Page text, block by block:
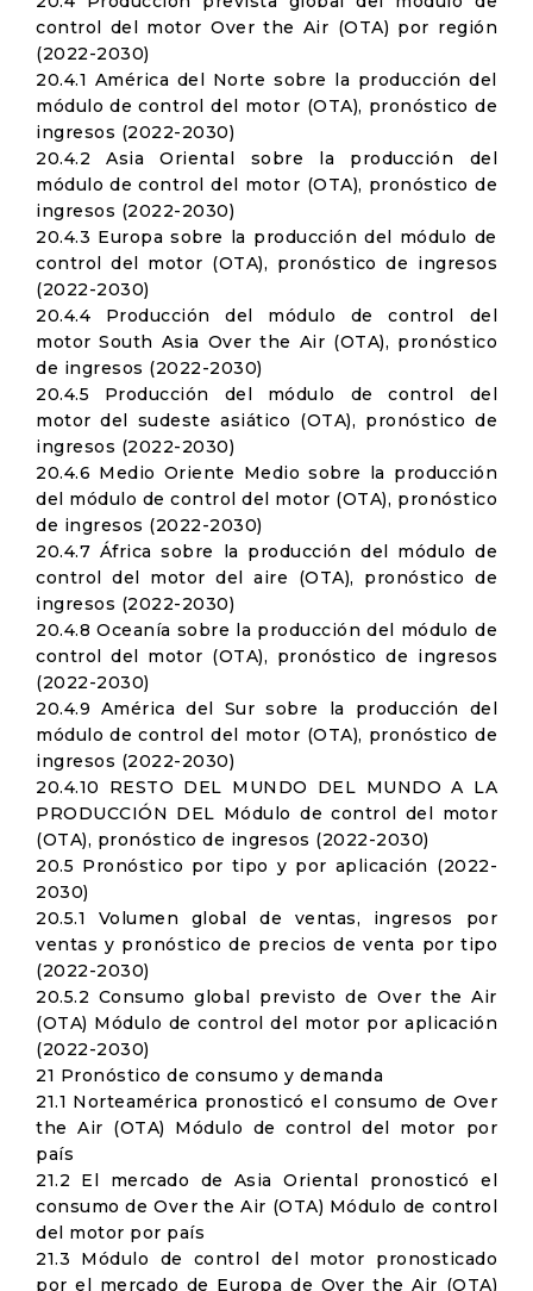
control del motor Over the Air (OTA) por región
(2022-2030)
20.4.1 América del Norte sobre la producción del
módulo de control del motor (OTA), pronóstico de
ingresos (2022-2030)
20.4.2 Asia Oriental sobre la producción del
módulo de control del motor (OTA), pronóstico de
ingresos (2022-2030)
20.4.3 Europa sobre la producción del módulo de
control del motor (OTA), pronóstico de ingresos
(2022-2030)
20.4.4 Producción del módulo de control del
motor South Asia Over the Air (OTA), pronóstico
de ingresos (2022-2030)
20.4.5 Producción del módulo de control del
motor del sudeste asiático (OTA), pronóstico de
ingresos (2022-2030)
20.4.6 Medio Oriente Medio sobre la producción
del módulo de control del motor (OTA), pronóstico
de ingresos (2022-2030)
20.4.7 África sobre la producción del módulo de
control del motor del aire (OTA), pronóstico de
ingresos (2022-2030)
20.4.8 Oceanía sobre la producción del módulo de
control del motor (OTA), pronóstico de ingresos
(2022-2030)
20.4.9 América del Sur sobre la producción del
módulo de control del motor (OTA), pronóstico de
ingresos (2022-2030)
20.4.10 RESTO DEL MUNDO DEL MUNDO A LA
PRODUCCIÓN DEL Módulo de control del motor
(OTA), pronóstico de ingresos (2022-2030)
20.5 Pronóstico por tipo y por aplicación (2022-
2030)
20.5.1 Volumen global de ventas, ingresos por
ventas y pronóstico de precios de venta por tipo
(2022-2030)
20.5.2 Consumo global previsto de Over the Air
(OTA) Módulo de control del motor por aplicación
(2022-2030)
21 Pronóstico de consumo y demanda
21.1 Norteamérica pronosticó el consumo de Over
the Air (OTA) Módulo de control del motor por
país
21.2 El mercado de Asia Oriental pronosticó el
consumo de Over the Air (OTA) Módulo de control
del motor por país
21.3 Módulo de control del motor pronosticado
por el mercado de Europa de Over the Air (OTA)